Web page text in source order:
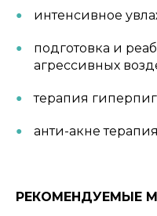
интенсивное
подготовка и
агрессивных
терапия
анти-акне терапия
РЕКОМЕНДУЕМЫЕ